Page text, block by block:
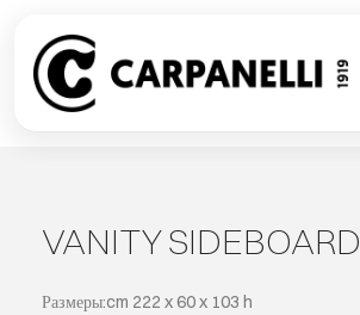
content
VANITY SIDEBOARD
Размеры:cm 222 x 60 x 103 h